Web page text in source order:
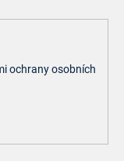
ochrany osobních